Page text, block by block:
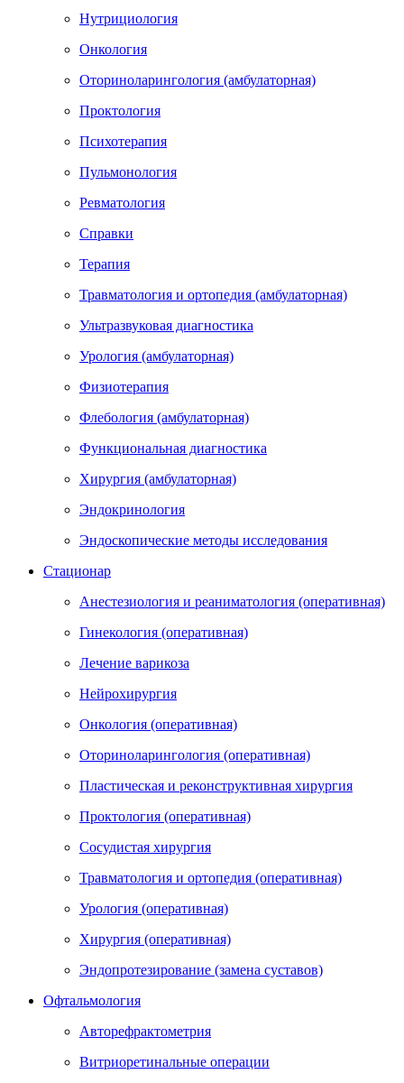
Нутрициология
Онкология
Оториноларингология (амбулаторная)
Проктология
Психотерапия
Пульмонология
Ревматология
Справки
Терапия
Травматология и ортопедия (амбулаторная)
Ультразвуковая диагностика
Урология (амбулаторная)
Физиотерапия
Флебология (амбулаторная)
Функциональная диагностика
Хирургия (амбулаторная)
Эндокринология
Эндоскопические методы исследования
Стационар
Анестезиология и реаниматология (оперативная)
Гинекология (оперативная)
Лечение варикоза
Нейрохирургия
Онкология (оперативная)
Оториноларингология (оперативная)
Пластическая и реконструктивная хирургия
Проктология (оперативная)
Сосудистая хирургия
Травматология и ортопедия (оперативная)
Урология (оперативная)
Хирургия (оперативная)
Эндопротезирование (замена суставов)
Офтальмология
Авторефрактометрия
Витриоретинальные операции